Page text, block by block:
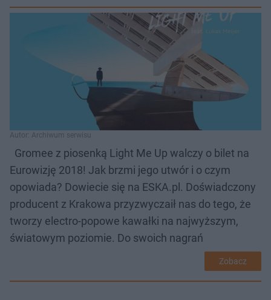
Autor: Archiwum serwisu
Gromee z piosenką Light Me Up walczy o bilet na
Eurowizję 2018! Jak brzmi jego utwór i o czym
opowiada? Dowiecie się na ESKA.pl. Doświadczony
producent z Krakowa przyzwyczaił nas do tego, że
tworzy electro-popowe kawałki na najwyższym,
światowym poziomie. Do swoich nagrań
Zobacz